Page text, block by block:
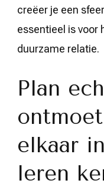
creëer je een
essentieel is voor
duurzame relatie.
Plan
elkaar
leren